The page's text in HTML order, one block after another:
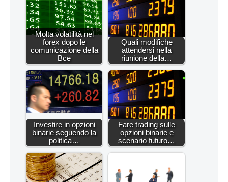
Molta volatilità nel
forex dopo le
comunicazione della
Bce
Quali modifiche
attendersi nella
riunione della…
Investire in opzioni
binarie seguendo la
politica…
Fare trading sulle
opzioni binarie e
scenario futuro…